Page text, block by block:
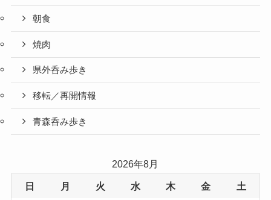
朝食
焼肉
県外呑み歩き
移転／再開情報
青森呑み歩き
2026年8月
日 月 火 水 木 金 土